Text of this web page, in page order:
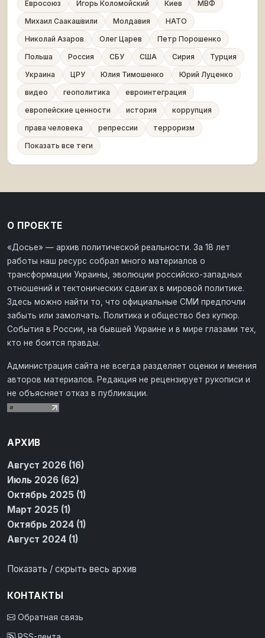
Евросоюз
Игорь Коломойский Киев
МВФ
Михаил Саакашвили
Молдавия
НАТО
Николай Азаров
Олег Царев
Петр Порошенко
Польша
Россия СБУ США Сирия
Турция
Украина
ЦРУ Юлия Тимошенко
Юрий Луценко
видео
геополитика
евроинтеграция
европейские ценности
история
коррупция
права человека
репрессии
терроризм
Показать все теги
О ПРОЕКТЕ
«Досье» — архив политической реальности. За 18 лет
работы наш ресурс собрал много материалов о
трансформации Украины, эволюции российско-западных
отношений и тектонических сдвигах в мировой политике.
Здесь можно найти то, что официальные СМИ предпочли
забыть или замолчать. Политика и общество без купюр.
События в России, на бывшей Украине и в мире глазами тех,
кто не боится правды.
Администрация сайта не всегда разделяет оценки и мнения
авторов материалов. Редакция не рецензирует рукописи и
не объясняет отказ в публикации.
АРХИВ
Август 2026 (16)
Июль 2026 (62)
Октябрь 2025 (1)
Март 2025 (1)
Октябрь 2024 (1)
Август 2024 (1)
Показать / скрыть весь архив
КОНТАКТЫ
Обратная связь